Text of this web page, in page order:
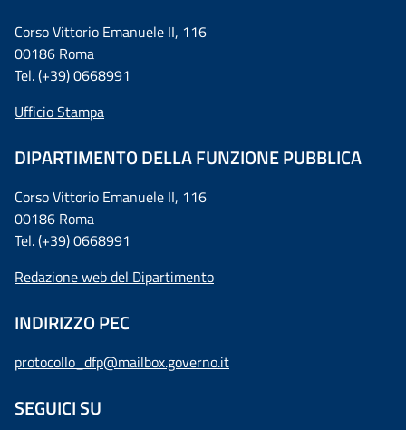
Corso Vittorio Emanuele II, 116
00186 Roma
Tel. (+39) 0668991
Ufficio Stampa
DIPARTIMENTO DELLA FUNZIONE PUBBLICA
Corso Vittorio Emanuele II, 116
00186 Roma
Tel. (+39) 0668991
Redazione web del Dipartimento
INDIRIZZO PEC
protocollo_dfp@mailbox.governo.it
SEGUICI SU